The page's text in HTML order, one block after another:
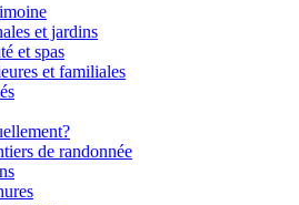
et jardins
et spas
et familiales
de randonnée